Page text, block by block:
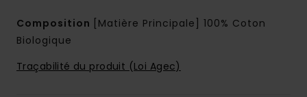
Composition
[Matière Principale] 100% Coton
Biologique
Traçabilité du produit (Loi Agec)